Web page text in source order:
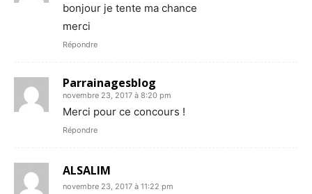
bonjour je tente ma chance
merci
Répondre
Parrainagesblog
novembre 23, 2017 à 8:20 pm
Merci pour ce concours !
Répondre
ALSALIM
novembre 23, 2017 à 11:22 pm